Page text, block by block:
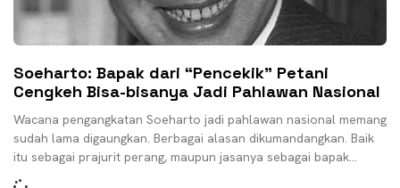
Soeharto: Bapak dari “Pencekik” Petani
Cengkeh Bisa-bisanya Jadi Pahlawan Nasional
Wacana pengangkatan Soeharto jadi pahlawan nasional memang
sudah lama digaungkan. Berbagai alasan dikumandangkan. Baik
itu sebagai prajurit perang, maupun jasanya sebagai bapak
pembangunan selama 32